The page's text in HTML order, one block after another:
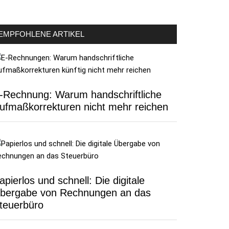
ARTIKEL
Rechnung: Warum handschriftliche
nicht mehr reichen
und schnell: Die digitale
von Rechnungen an das